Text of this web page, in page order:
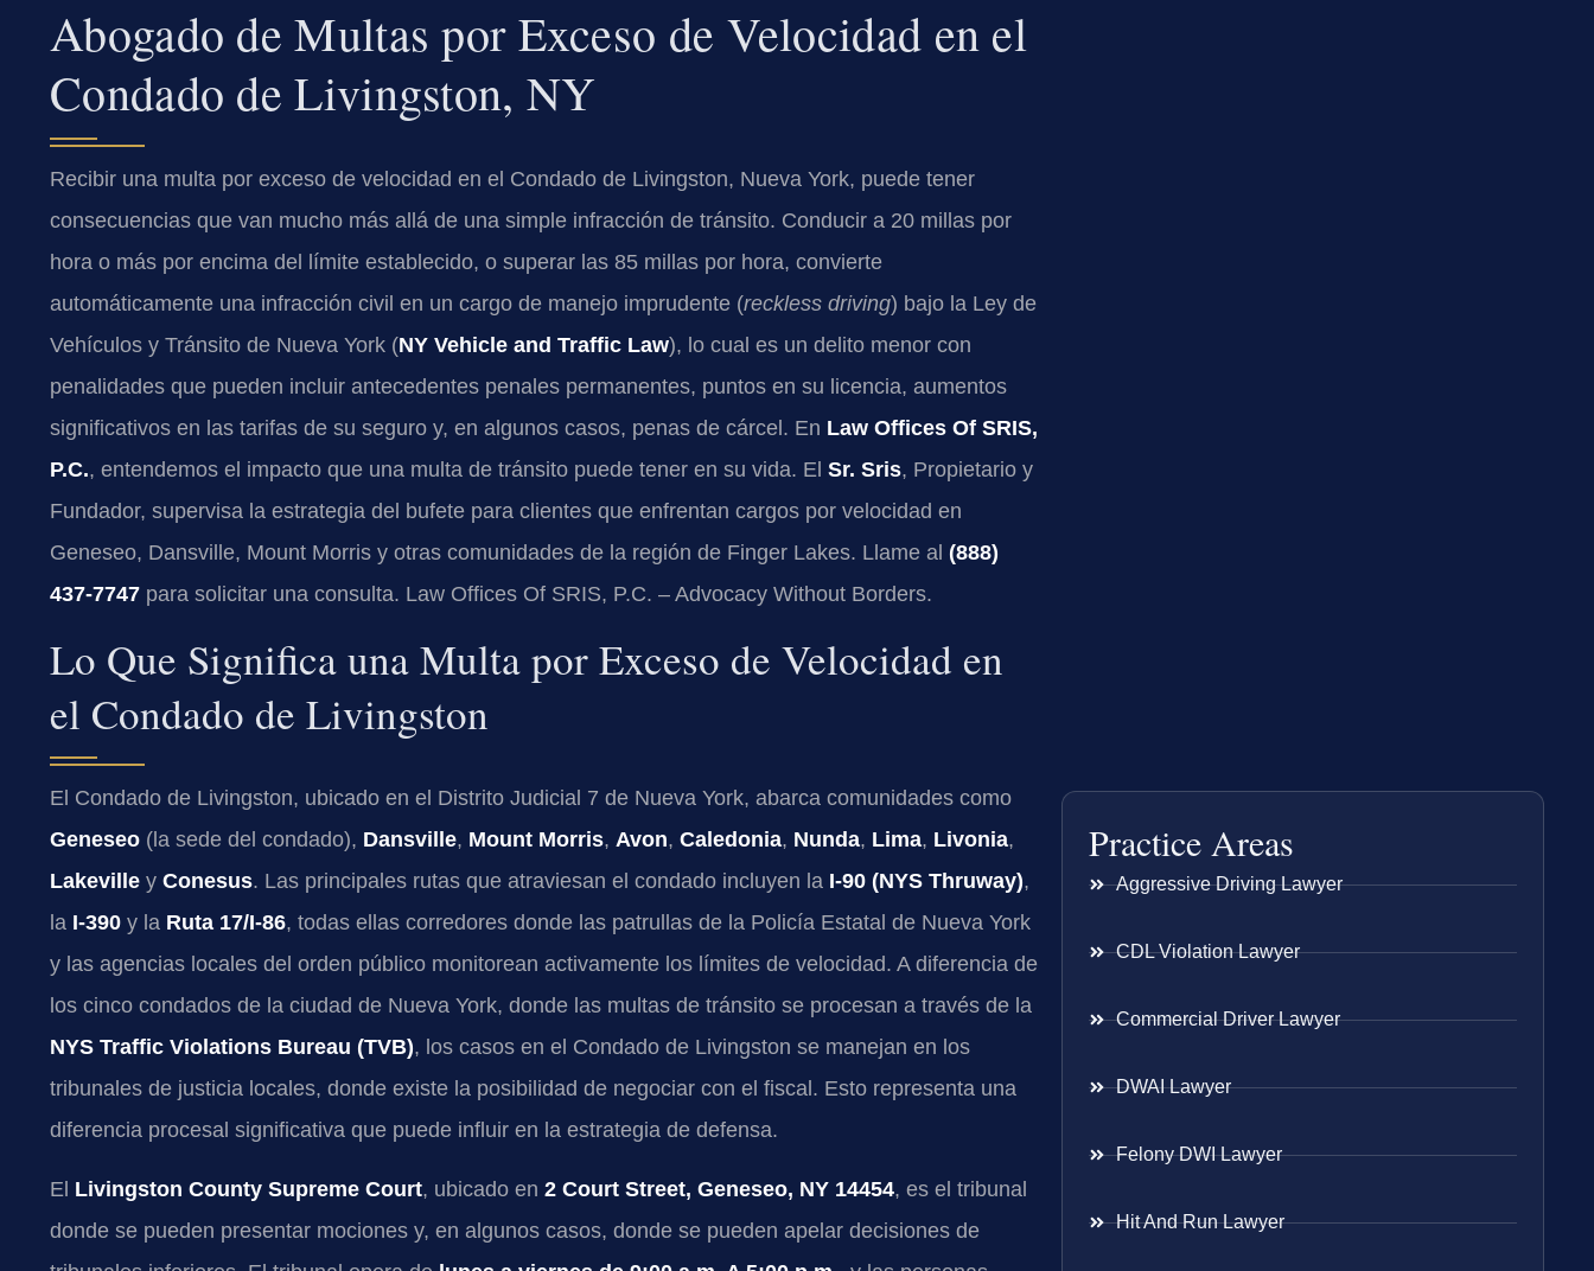
Abogado de Multas por Exceso de Velocidad en el
Condado de Livingston, NY
Recibir una multa por exceso de velocidad en el Condado de Livingston, Nueva York, puede tener
consecuencias que van mucho más allá de una simple infracción de tránsito. Conducir a 20 millas por
hora o más por encima del límite establecido, o superar las 85 millas por hora, convierte
automáticamente una infracción civil en un cargo de manejo imprudente (reckless driving) bajo la Ley de
Vehículos y Tránsito de Nueva York (NY Vehicle and Traffic Law), lo cual es un delito menor con
penalidades que pueden incluir antecedentes penales permanentes, puntos en su licencia, aumentos
significativos en las tarifas de su seguro y, en algunos casos, penas de cárcel. En Law Offices Of SRIS,
P.C., entendemos el impacto que una multa de tránsito puede tener en su vida. El Sr. Sris, Propietario y
Fundador, supervisa la estrategia del bufete para clientes que enfrentan cargos por velocidad en
Geneseo, Dansville, Mount Morris y otras comunidades de la región de Finger Lakes. Llame al (888)
437-7747 para solicitar una consulta. Law Offices Of SRIS, P.C. – Advocacy Without Borders.
Lo Que Significa una Multa por Exceso de Velocidad en
el Condado de Livingston
El Condado de Livingston, ubicado en el Distrito Judicial 7 de Nueva York, abarca comunidades como
Geneseo (la sede del condado), Dansville, Mount Morris, Avon, Caledonia, Nunda, Lima, Livonia,
Lakeville y Conesus. Las principales rutas que atraviesan el condado incluyen la I-90 (NYS Thruway),
la I-390 y la Ruta 17/I-86, todas ellas corredores donde las patrullas de la Policía Estatal de Nueva York
y las agencias locales del orden público monitorean activamente los límites de velocidad. A diferencia de
los cinco condados de la ciudad de Nueva York, donde las multas de tránsito se procesan a través de la
NYS Traffic Violations Bureau (TVB), los casos en el Condado de Livingston se manejan en los
tribunales de justicia locales, donde existe la posibilidad de negociar con el fiscal. Esto representa una
diferencia procesal significativa que puede influir en la estrategia de defensa.
El Livingston County Supreme Court, ubicado en 2 Court Street, Geneseo, NY 14454, es el tribunal
donde se pueden presentar mociones y, en algunos casos, donde se pueden apelar decisiones de
Practice Areas
Aggressive Driving Lawyer
CDL Violation Lawyer
Commercial Driver Lawyer
DWAI Lawyer
Felony DWI Lawyer
Hit And Run Lawyer